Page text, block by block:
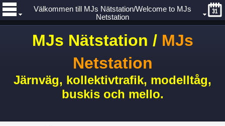
MJs Nätstation /MJs
Netstation
Järnväg, kollektivtrafik, modelltåg,
buskis och mello.
Välkommen till MJs Nätstation/Welcome to MJs
Netstation